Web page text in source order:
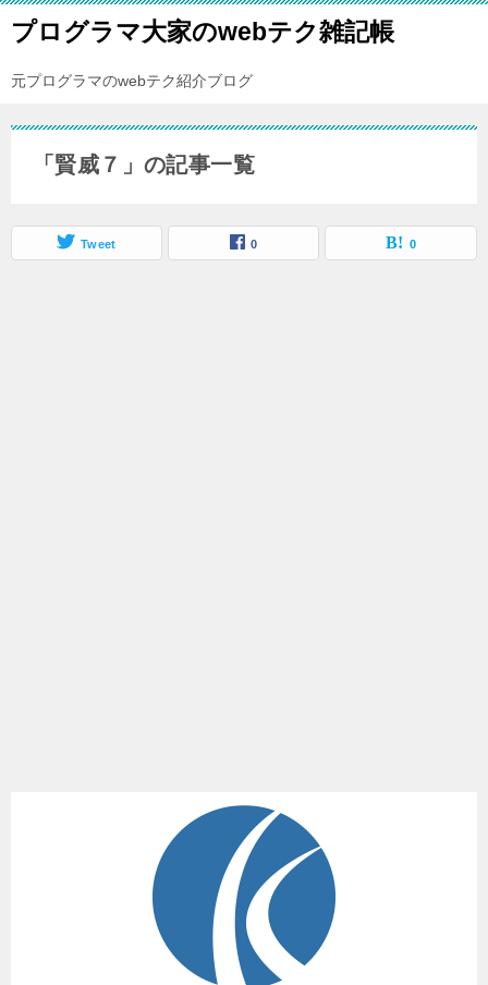
プログラマ大家のwebテク雑記帳
元プログラマのwebテク紹介ブログ
「賢威７」の記事一覧
Tweet 0 0